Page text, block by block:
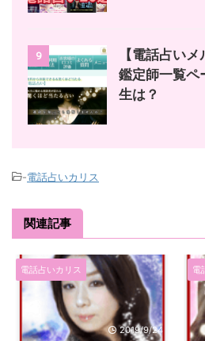
9
【電話占い
鑑定師一覧ペ
生は？
-電話占いカリス
関連記事
電話占いカリス
2019/9/24
電